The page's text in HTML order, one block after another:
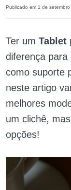
Publicado em 1 de
Ter um Tablet
diferença para
como suporte
neste artigo
melhores
um clichê,
opções!